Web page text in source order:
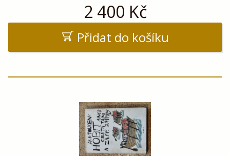
2 400 Kč
Přidat do košíku